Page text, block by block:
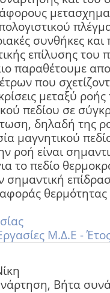
συνθήκες
επίλυσης του
παραθέτουμε
που
μεταξύ
πεδίου σε
δηλαδή της
μαγνητικού
ροή είναι
το πεδίο
σημαντική
Μ.Δ.Ε -
Βήτα